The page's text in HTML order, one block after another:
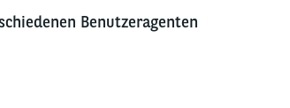
Benutzeragenten